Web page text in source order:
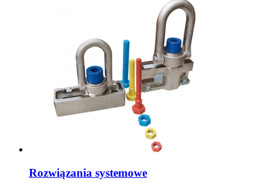
Rozwiązania systemowe